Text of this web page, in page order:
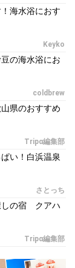
海水浴におす
Keyko
の海水浴にお
coldbrew
県のおすすめ
Tripα編集部
い！白浜温泉
さとっち
しの宿 クアハ
Tripα編集部